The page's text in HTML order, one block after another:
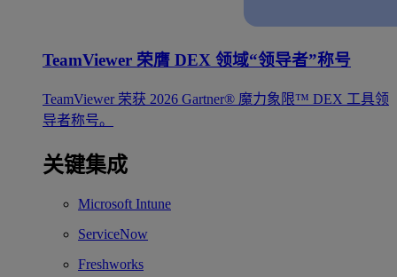
TeamViewer 荣膺 DEX 领域“领导者”称号
TeamViewer 荣获 2026 Gartner® 魔力象限™ DEX 工具领
导者称号。
关键集成
Microsoft Intune
ServiceNow
Freshworks